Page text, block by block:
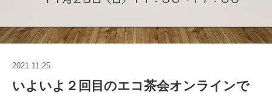
2021.11.25
いよいよ２回目のエコ茶会オンラインで